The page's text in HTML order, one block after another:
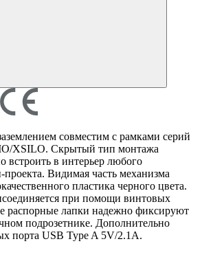
совместим с рамками серий
XSILO. Скрытый тип монтажа
встроить в интерьер любого
проекта. Видимая часть механизма
пластика черного цвета.
при помощи винтовых
распорные лапки надежно фиксируют
подрозетнике. Дополнительно
порта USB Type A 5V/2.1A.